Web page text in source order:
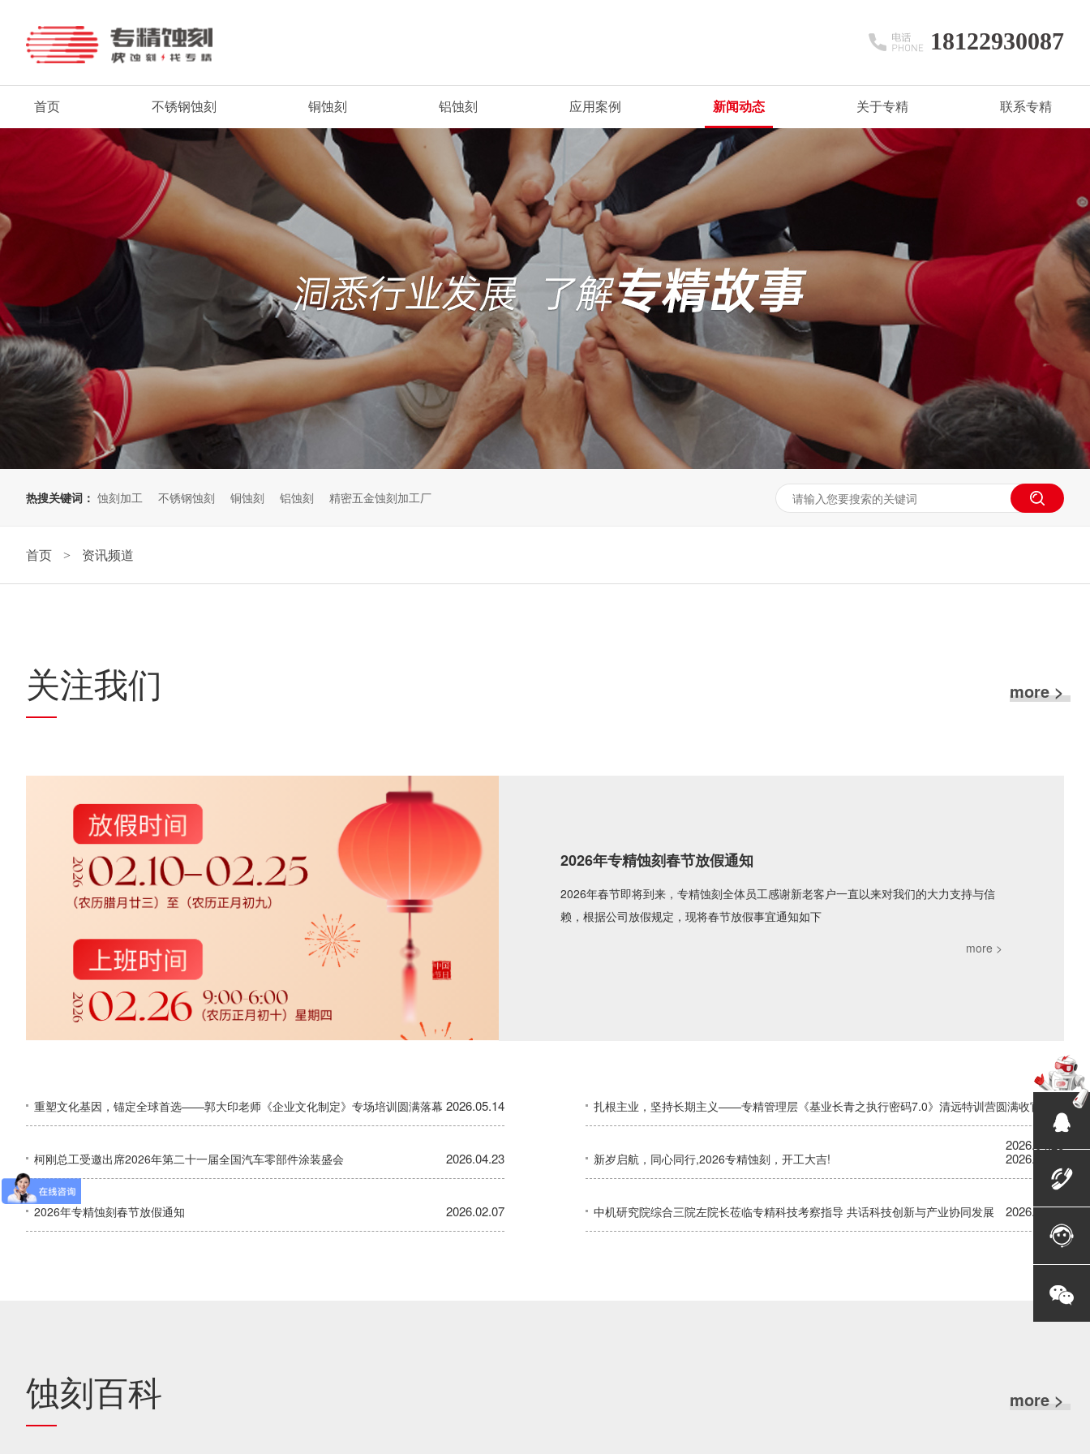
18122930087
首页 不锈钢蚀刻 铜蚀刻 铝蚀刻 应用案例 新闻动态 关于专精 联系专精
热搜关键词： 蚀刻加工 不锈钢蚀刻 铜蚀刻 铝蚀刻 精密五金蚀刻加工厂
首页 > 资讯频道
关注我们 more >
中机研究院综合三院左院长莅临专精科技考察指导 共话科技创新与产
业协同发展
2026年2月2日上午，中机研究院综合三院院长左贞一行莅临专精科技有限公司（以下简
重塑文化基因，锚定全球首选——郭大印老师《企业文化制定》专场培训圆满落幕 2026.05.14 扎根主业，坚持长期主义——专精管理层《基业长青之执行密码7.0》清远特训营圆满收官
2026.04.28
柯刚总工受邀出席2026年第二十一届全国汽车零部件涂装盛会 2026.04.23 新岁启航，同心同行,2026专精蚀刻，开工大吉! 2026.02.26
2026年专精蚀刻春节放假通知 2026.02.07 中机研究院综合三院左院长莅临专精科技考察指导 共话科技创新与产业协同发展 2026.02.03
蚀刻百科 more >